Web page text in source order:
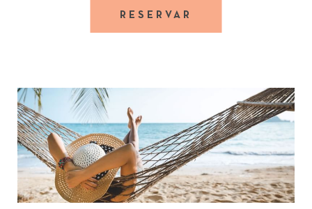
RESERVAR